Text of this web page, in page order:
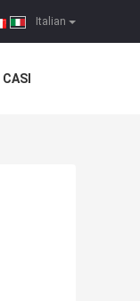
Italian
CASI